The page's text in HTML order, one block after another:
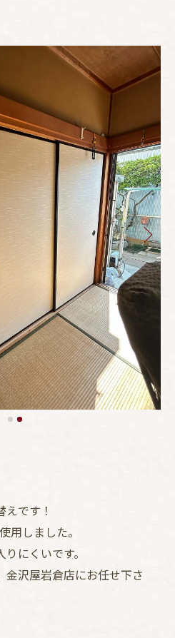
です！
用しました。
にくいです。
沢屋岩倉店にお任せ下さ